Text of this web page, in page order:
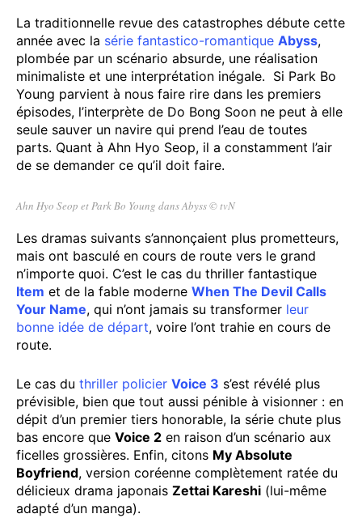
La traditionnelle revue des catastrophes débute cette
année avec la série fantastico-romantique Abyss,
plombée par un scénario absurde, une réalisation
minimaliste et une interprétation inégale. Si Park Bo
Young parvient à nous faire rire dans les premiers
épisodes, l’interprète de Do Bong Soon ne peut à elle
seule sauver un navire qui prend l’eau de toutes
parts. Quant à Ahn Hyo Seop, il a constamment l’air
de se demander ce qu’il doit faire.
Ahn Hyo Seop et Park Bo Young dans Abyss © tvN
Les dramas suivants s’annonçaient plus prometteurs,
mais ont basculé en cours de route vers le grand
n’importe quoi. C’est le cas du thriller fantastique
Item et de la fable moderne When The Devil Calls
Your Name, qui n’ont jamais su transformer leur
bonne idée de départ, voire l’ont trahie en cours de
route.
Le cas du thriller policier Voice 3 s’est révélé plus
prévisible, bien que tout aussi pénible à visionner : en
dépit d’un premier tiers honorable, la série chute plus
bas encore que Voice 2 en raison d’un scénario aux
ficelles grossières. Enfin, citons My Absolute
Boyfriend, version coréenne complètement ratée du
délicieux drama japonais Zettai Kareshi (lui-même
adapté d’un manga).